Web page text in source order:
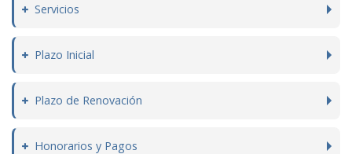
Servicios
Plazo Inicial
Plazo de Renovación
Honorarios y Pagos